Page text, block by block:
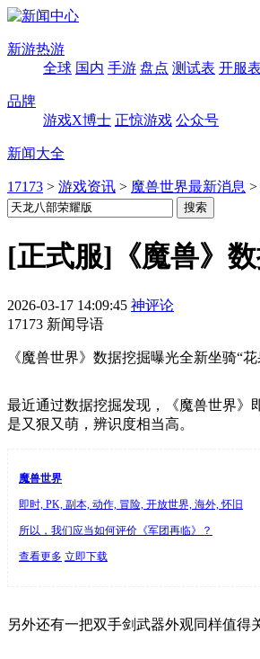
新游热游
全球 国内 手游 盘点 测试表 开服表
品牌
游戏X博士 正惊游戏 公众号
新闻大全
17173 > 游戏资讯 > 魔兽世界最新消息 >
[正式服]《魔兽》
2026-03-17 14:09:45 神评论
17173 新闻导语
《魔兽世界》数据挖掘曝光全新坐骑“
最近通过数据挖掘发现，《魔兽世界
是又狠又萌，辨识度相当高。
魔兽世界
即时, PK, 副本, 动作, 冒险, 开放世界, 海外, 怀旧
所以，我们应当如何评价《军团再临》？
查看更多 立即下载
另外还有一把双手剑武器外观同样值得